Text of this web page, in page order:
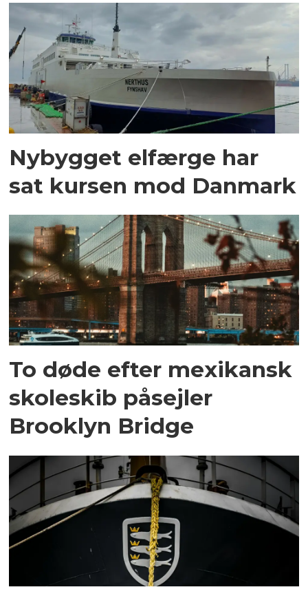
Nybygget elfærge har
sat kursen mod Danmark
To døde efter mexikansk
skoleskib påsejler
Brooklyn Bridge